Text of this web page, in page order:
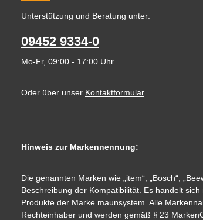
Unterstützung und Beratung unter:
09452 9334-0
Mo-Fr, 09:00 - 17:00 Uhr
Oder über unser Kontaktformular.
Hinweis zur Markennennung:
Die genannten Marken wie „item“, „Bosch“,
Beschreibung der Kompatibilität. Es handelt
Produkte der Marke maunsystem. Alle
Rechteinhaber und werden gemäß § 23